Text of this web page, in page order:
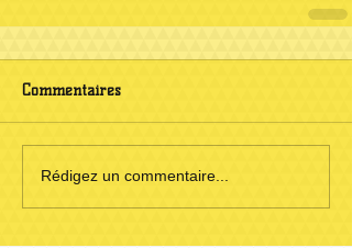
Commentaires
Rédigez un commentaire...